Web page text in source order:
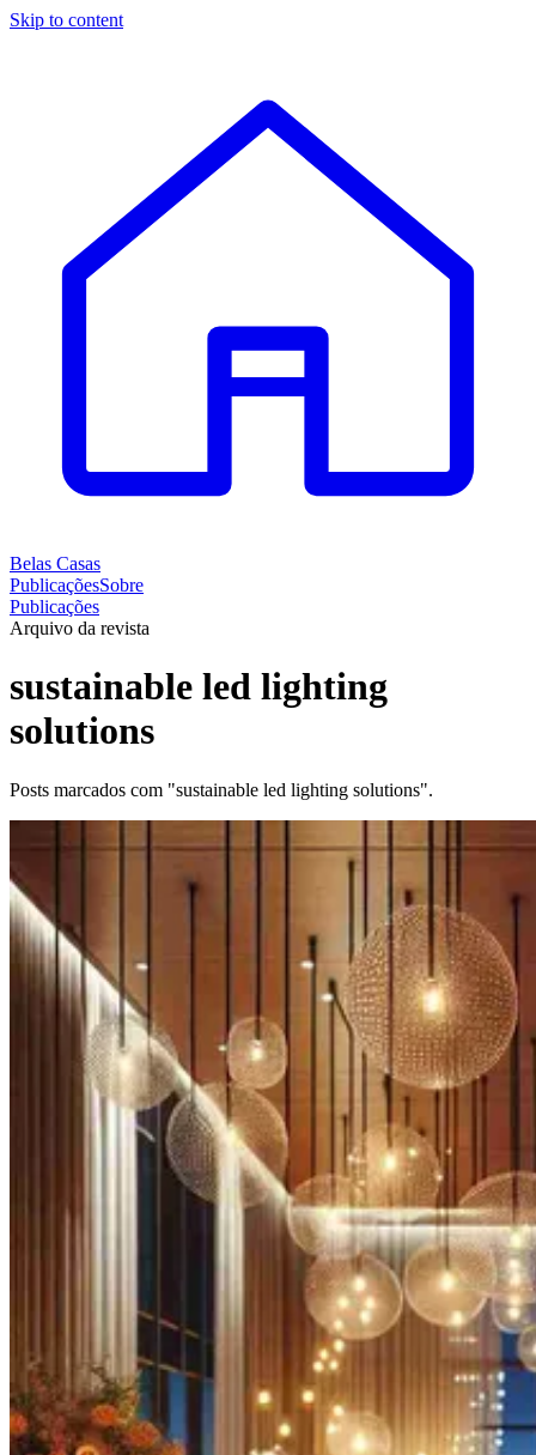
Skip to content
Belas Casas
PublicaçõesSobre
Publicações
Arquivo da revista
sustainable led lighting
solutions
Posts marcados com "sustainable led lighting solutions".